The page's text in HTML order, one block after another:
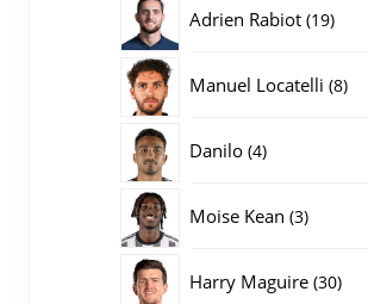
Adrien Rabiot 1919
Manuel Locatelli 88
Danilo 44
Moise Kean 33
Harry Maguire 3030